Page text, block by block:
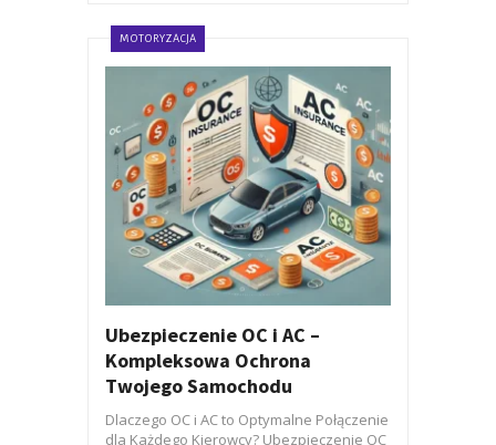
MOTORYZACJA
Ubezpieczenie OC i AC –
Kompleksowa Ochrona
Twojego Samochodu
Dlaczego OC i AC to Optymalne Połączenie
dla Każdego Kierowcy? Ubezpieczenie OC